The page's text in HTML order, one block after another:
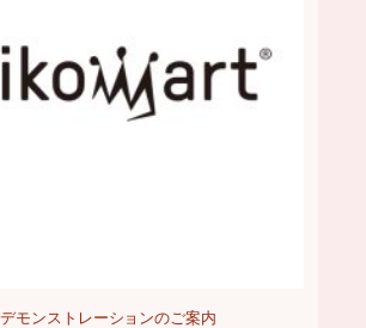
モンストレーションのご案内